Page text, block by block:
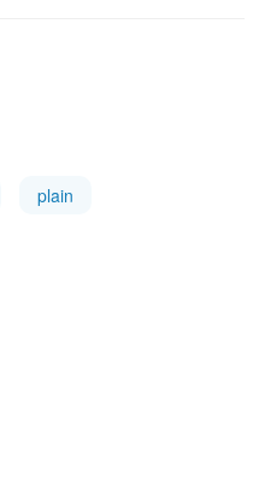
plain